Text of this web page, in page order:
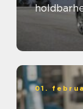
01.